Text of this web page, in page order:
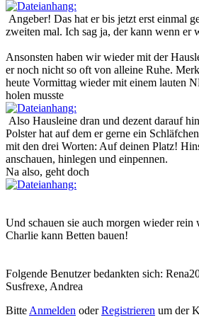
Angeber! Das hat er bis jetzt erst einmal
zweiten mal. Ich sag ja, der kann wenn er
Ansonsten haben wir wieder mit der
er noch nicht so oft von alleine Ruhe.
heute Vormittag wieder mit einem lauten
holen musste
Also Hausleine dran und dezent darauf
Polster hat auf dem er gerne ein
mit den drei Worten: Auf deinen Platz!
anschauen, hinlegen und einpennen.
Na also, geht doch
Und schauen sie auch morgen wieder rein
Charlie kann Betten bauen!
Folgende Benutzer bedankten sich:
Susfrexe, Andrea
Bitte Anmelden oderRegistrieren um der